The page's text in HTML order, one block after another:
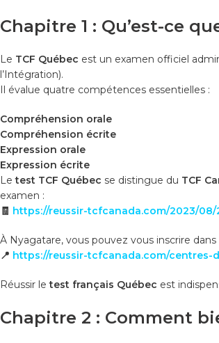
Chapitre 1 : Qu’est-ce
Le TCF Québec est un examen officiel
l’Intégration).
Il évalue quatre compétences essentielles :
Compréhension orale
Compréhension écrite
Expression orale
Expression écrite
Letest TCF Québec se distingue du TCF
examen :
🧾 https://reussir-tcfcanada.com/2023/
À Nyagatare, vous pouvez vous inscrire dans
📍 https://reussir-tcfcanada.com/centres-
Réussir letest français Québec est
Chapitre 2 : Comment